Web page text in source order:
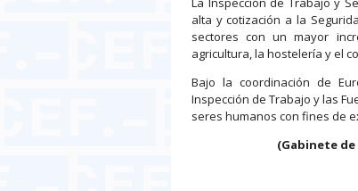
alta y cotización a la
sectores con un mayor
agricultura, la hostelería y el
Bajo la coordinación de
Inspección de Trabajo y las
seres humanos con fines de
(Gabinete de